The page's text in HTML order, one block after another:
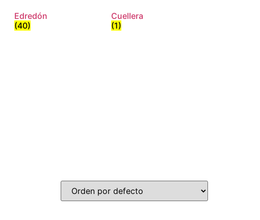
Edredón
(40)
Cuellera
(1)